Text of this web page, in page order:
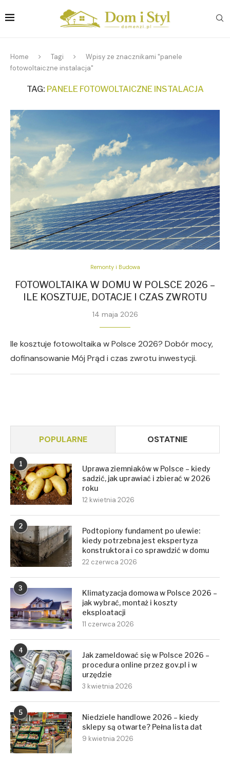
Home Tagi
Wpisy ze znacznikami "panele
fotowoltaiczne instalacja"
TAG: PANELE FOTOWOLTAICZNE INSTALACJA
Remonty i Budowa
FOTOWOLTAIKA W DOMU W POLSCE 2026 –
ILE KOSZTUJE, DOTACJE I CZAS ZWROTU
14 maja 2026
Ile kosztuje fotowoltaika w Polsce 2026? Dobór mocy,
dofinansowanie Mój Prąd i czas zwrotu inwestycji.
POPULARNE OSTATNIE
1
Uprawa ziemniaków w Polsce – kiedy
sadzić, jak uprawiać i zbierać w 2026
roku
12 kwietnia 2026
2
Podtopiony fundament po ulewie:
kiedy potrzebna jest ekspertyza
konstruktora i co sprawdzić w domu
22 czerwca 2026
3
Klimatyzacja domowa w Polsce 2026 –
jak wybrać, montaż i koszty
eksploatacji
11 czerwca 2026
4
Jak zameldować się w Polsce 2026 –
procedura online przez gov.pl i w
urzędzie
3 kwietnia 2026
5
Niedziele handlowe 2026 – kiedy
sklepy są otwarte? Pełna lista dat
9 kwietnia 2026